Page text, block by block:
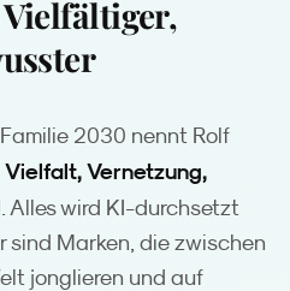
2030 nennt Rolf
Vielfalt, Vernetzung,
. Alles wird KI-durchsetzt
sind Marken, die zwischen
jonglieren und auf